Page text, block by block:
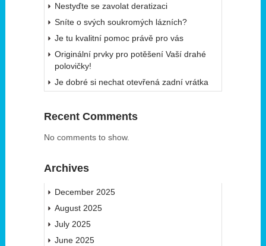
Nestyďte se zavolat deratizaci
Sníte o svých soukromých lázních?
Je tu kvalitní pomoc právě pro vás
Originální prvky pro potěšení Vaší drahé
polovičky!
Je dobré si nechat otevřená zadní vrátka
Recent Comments
No comments to show.
Archives
December 2025
August 2025
July 2025
June 2025